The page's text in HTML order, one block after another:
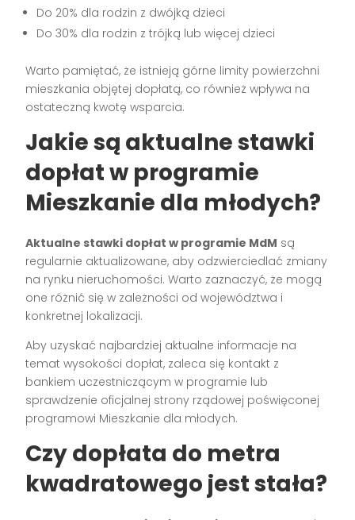
Do 20% dla rodzin z dwójką dzieci
Do 30% dla rodzin z trójką lub więcej dzieci
Warto pamiętać, że istnieją górne limity powierzchni
mieszkania objętej dopłatą, co również wpływa na
ostateczną kwotę wsparcia.
Jakie są aktualne stawki
dopłat w programie
Mieszkanie dla młodych?
Aktualne stawki dopłat w programie MdM są
regularnie aktualizowane, aby odzwierciedlać zmiany
na rynku nieruchomości. Warto zaznaczyć, że mogą
one różnić się w zależności od województwa i
konkretnej lokalizacji.
Aby uzyskać najbardziej aktualne informacje na
temat wysokości dopłat, zaleca się kontakt z
bankiem uczestniczącym w programie lub
sprawdzenie oficjalnej strony rządowej poświęconej
programowi Mieszkanie dla młodych.
Czy dopłata do metra
kwadratowego jest stała?